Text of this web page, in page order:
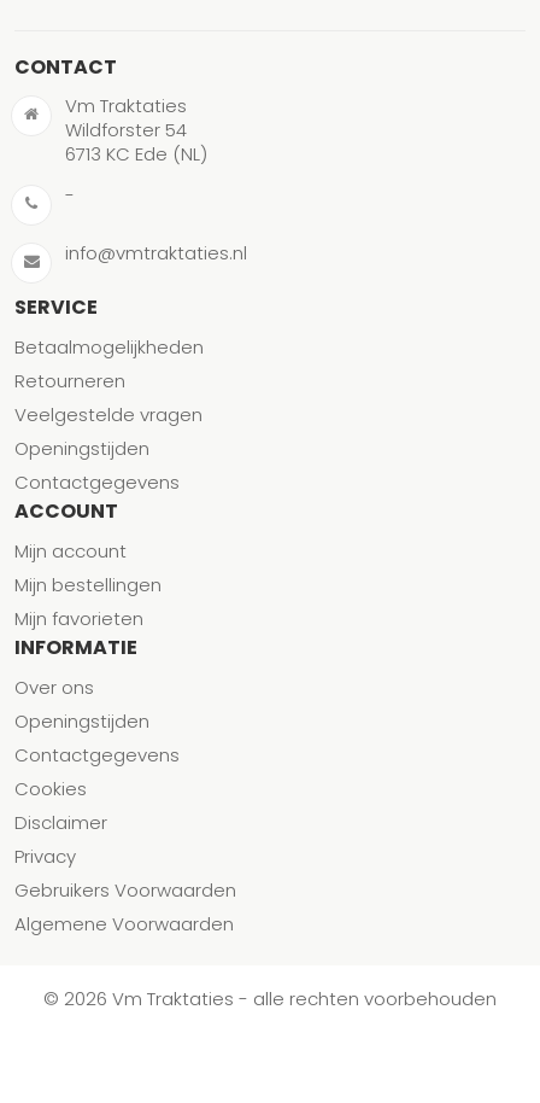
CONTACT
Vm Traktaties
Wildforster 54
6713 KC Ede (NL)
-
info@vmtraktaties.nl
SERVICE
Betaalmogelijkheden
Retourneren
Veelgestelde vragen
Openingstijden
Contactgegevens
ACCOUNT
Mijn account
Mijn bestellingen
Mijn favorieten
INFORMATIE
Over ons
Openingstijden
Contactgegevens
Cookies
Disclaimer
Privacy
Gebruikers Voorwaarden
Algemene Voorwaarden
© 2026 Vm Traktaties - alle rechten voorbehouden